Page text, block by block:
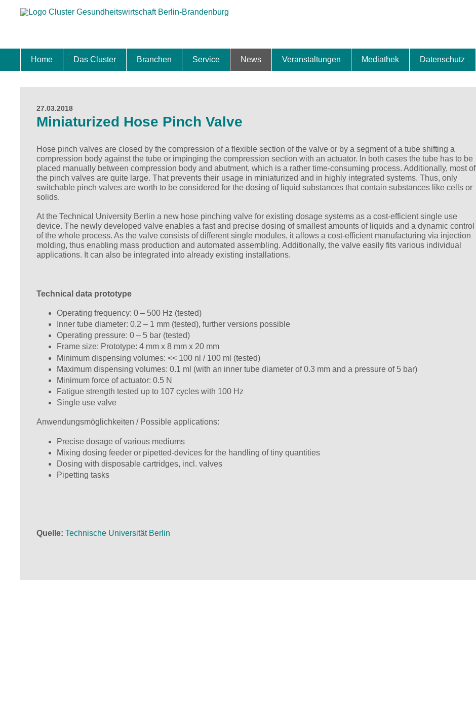
Home Das Cluster Branchen Service News Veranstaltungen Mediathek Datenschutz
27.03.2018
Miniaturized Hose Pinch Valve
Hose pinch valves are closed by the compression of a flexible section of the valve or by a segment of a tube shifting a
compression body against the tube or impinging the compression section with an actuator. In both cases the tube has to be
placed manually between compression body and abutment, which is a rather time-consuming process. Additionally, most of
the pinch valves are quite large. That prevents their usage in miniaturized and in highly integrated systems. Thus, only
switchable pinch valves are worth to be considered for the dosing of liquid substances that contain substances like cells or
solids.
At the Technical University Berlin a new hose pinching valve for existing dosage systems as a cost-efficient single use
device. The newly developed valve enables a fast and precise dosing of smallest amounts of liquids and a dynamic control
of the whole process. As the valve consists of different single modules, it allows a cost-efficient manufacturing via injection
molding, thus enabling mass production and automated assembling. Additionally, the valve easily fits various individual
applications. It can also be integrated into already existing installations.
Technical data prototype
Operating frequency: 0 – 500 Hz (tested)
Inner tube diameter: 0.2 – 1 mm (tested), further versions possible
Operating pressure: 0 – 5 bar (tested)
Frame size: Prototype: 4 mm x 8 mm x 20 mm
Minimum dispensing volumes: << 100 nl / 100 ml (tested)
Maximum dispensing volumes: 0.1 ml (with an inner tube diameter of 0.3 mm and a pressure of 5 bar)
Minimum force of actuator: 0.5 N
Fatigue strength tested up to 107 cycles with 100 Hz
Single use valve
Anwendungsmöglichkeiten / Possible applications:
Precise dosage of various mediums
Mixing dosing feeder or pipetted-devices for the handling of tiny quantities
Dosing with disposable cartridges, incl. valves
Pipetting tasks
Quelle Technische Universität Berlin